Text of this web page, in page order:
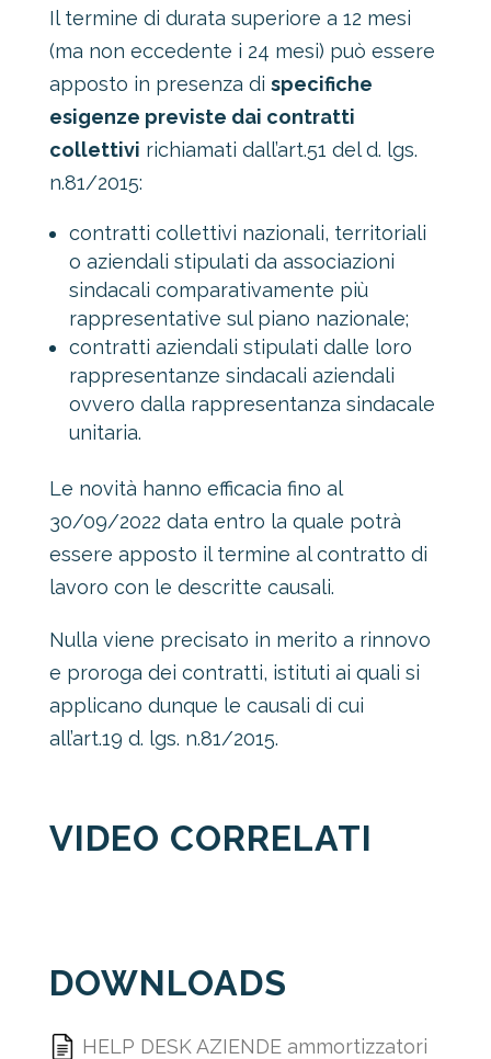
Il termine di durata superiore a 12 mesi
(ma non eccedente i 24 mesi) può essere
apposto in presenza di specifiche
esigenze previste dai contratti
collettivi richiamati dall’art.51 del d. lgs.
n.81/2015:
contratti collettivi nazionali, territoriali
o aziendali stipulati da associazioni
sindacali comparativamente più
rappresentative sul piano nazionale;
contratti aziendali stipulati dalle loro
rappresentanze sindacali aziendali
ovvero dalla rappresentanza sindacale
unitaria.
Le novità hanno efficacia fino al
30/09/2022 data entro la quale potrà
essere apposto il termine al contratto di
lavoro con le descritte causali.
Nulla viene precisato in merito a rinnovo
e proroga dei contratti, istituti ai quali si
applicano dunque le causali di cui
all’art.19 d. lgs. n.81/2015.
VIDEO CORRELATI
DOWNLOADS
HELP DESK AZIENDE ammortizzatori